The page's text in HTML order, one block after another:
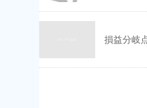
損益分岐